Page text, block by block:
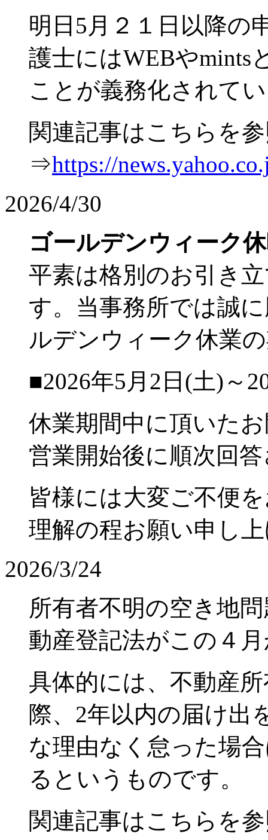
明日5月２１日以降の
護士にはWEBやmints
ことが義務化されて
関連記事はこちらを
⇒https://
2026/4/30
ゴールデンウィーク
平素は格別のお引き
す。当事務所では誠
ルデンウィーク休業
■2026年5月2日(土)～
休業期間中に頂いた
営業開始後に順次回
皆様には大変ご不便
理解の程お願い申し
2026/3/24
所有者不明の空き地
動産登記法がこの４
具体的には、不動産
際、2年以内の届け出
な理由なく怠った場
るというものです。
関連記事はこちらを